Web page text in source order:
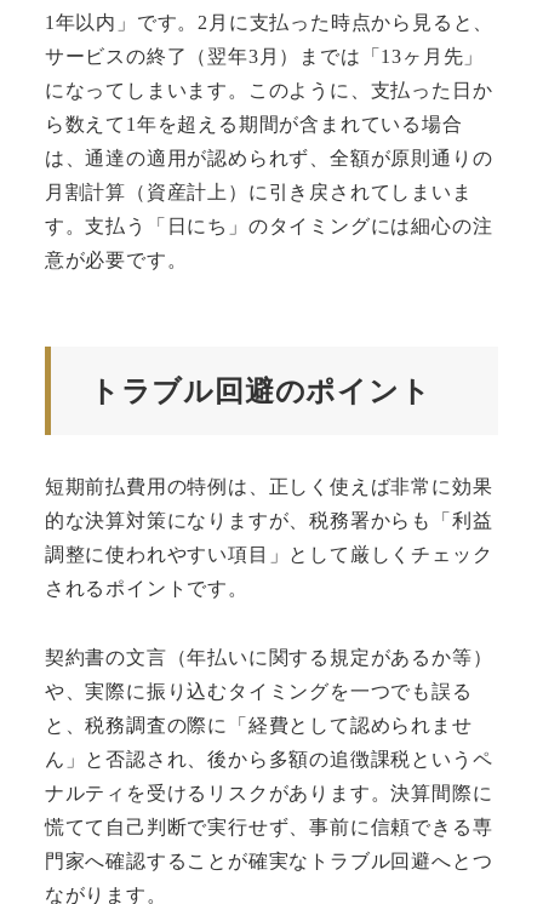
1年以内」です。2月に支払った時点から見ると、
サービスの終了（翌年3月）までは「13ヶ月先」
になってしまいます。このように、支払った日か
ら数えて1年を超える期間が含まれている場合
は、通達の適用が認められず、全額が原則通りの
月割計算（資産計上）に引き戻されてしまいま
す。支払う「日にち」のタイミングには細心の注
意が必要です。
トラブル回避のポイント
短期前払費用の特例は、正しく使えば非常に効果
的な決算対策になりますが、税務署からも「利益
調整に使われやすい項目」として厳しくチェック
されるポイントです。
契約書の文言（年払いに関する規定があるか等）
や、実際に振り込むタイミングを一つでも誤る
と、税務調査の際に「経費として認められませ
ん」と否認され、後から多額の追徴課税というペ
ナルティを受けるリスクがあります。決算間際に
慌てて自己判断で実行せず、事前に信頼できる専
門家へ確認することが確実なトラブル回避へとつ
ながります。